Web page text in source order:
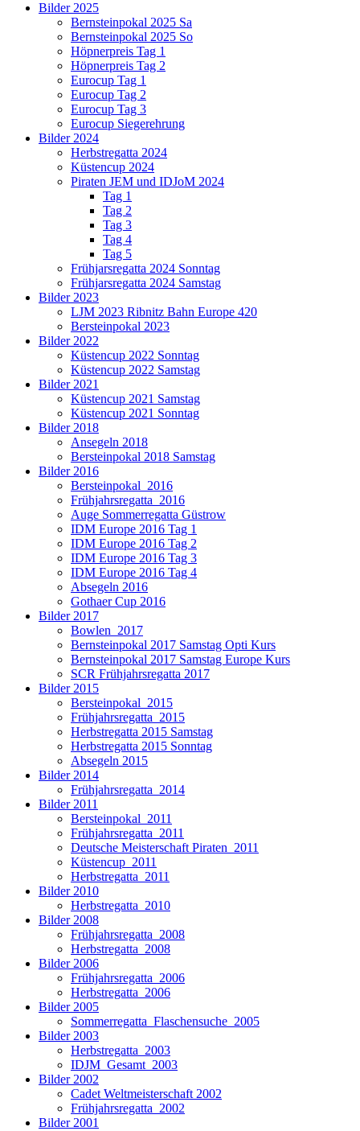
Bilder 2025
Bernsteinpokal 2025 Sa
Bernsteinpokal 2025 So
Höpnerpreis Tag 1
Höpnerpreis Tag 2
Eurocup Tag 1
Eurocup Tag 2
Eurocup Tag 3
Eurocup Siegerehrung
Bilder 2024
Herbstregatta 2024
Küstencup 2024
Piraten JEM und IDJoM 2024
Tag 1
Tag 2
Tag 3
Tag 4
Tag 5
Frühjarsregatta 2024 Sonntag
Frühjarsregatta 2024 Samstag
Bilder 2023
LJM 2023 Ribnitz Bahn Europe 420
Bersteinpokal 2023
Bilder 2022
Küstencup 2022 Sonntag
Küstencup 2022 Samstag
Bilder 2021
Küstencup 2021 Samstag
Küstencup 2021 Sonntag
Bilder 2018
Ansegeln 2018
Bersteinpokal 2018 Samstag
Bilder 2016
Bersteinpokal_2016
Frühjahrsregatta_2016
Auge Sommerregatta Güstrow
IDM Europe 2016 Tag 1
IDM Europe 2016 Tag 2
IDM Europe 2016 Tag 3
IDM Europe 2016 Tag 4
Absegeln 2016
Gothaer Cup 2016
Bilder 2017
Bowlen_2017
Bernsteinpokal 2017 Samstag Opti Kurs
Bernsteinpokal 2017 Samstag Europe Kurs
SCR Frühjahrsregatta 2017
Bilder 2015
Bersteinpokal_2015
Frühjahrsregatta_2015
Herbstregatta 2015 Samstag
Herbstregatta 2015 Sonntag
Absegeln 2015
Bilder 2014
Frühjahrsregatta_2014
Bilder 2011
Bersteinpokal_2011
Frühjahrsregatta_2011
Deutsche Meisterschaft Piraten_2011
Küstencup_2011
Herbstregatta_2011
Bilder 2010
Herbstregatta_2010
Bilder 2008
Frühjahrsregatta_2008
Herbstregatta_2008
Bilder 2006
Frühjahrsregatta_2006
Herbstregatta_2006
Bilder 2005
Sommerregatta_Flaschensuche_2005
Bilder 2003
Herbstregatta_2003
IDJM_Gesamt_2003
Bilder 2002
Cadet Weltmeisterschaft 2002
Frühjahrsregatta_2002
Bilder 2001